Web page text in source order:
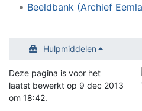
Beeldbank (Archief
Hulpmiddelen
Deze pagina is voor het
laatst bewerkt op 9 dec 2013
om 18:42.